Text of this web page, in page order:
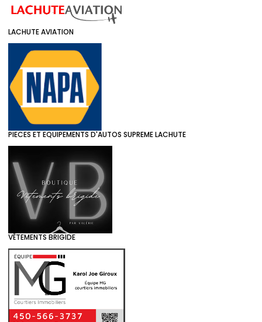
LACHUTE AVIATION
PIECES ET EQUIPEMENTS D'AUTOS SUPREME LACHUTE
VÊTEMENTS BRIGIDE